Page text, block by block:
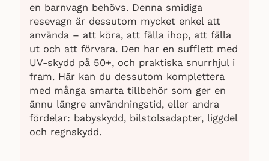
en barnvagn behövs. Denna smidiga
resevagn är dessutom mycket enkel att
använda – att köra, att fälla ihop, att fälla
ut och att förvara. Den har en sufflett med
UV-skydd på 50+, och praktiska snurrhjul i
fram. Här kan du dessutom komplettera
med många smarta tillbehör som ger en
ännu längre användningstid, eller andra
fördelar: babyskydd, bilstolsadapter, liggdel
och regnskydd.